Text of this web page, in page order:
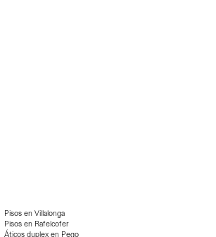
Pisos en Villalonga
Pisos en Rafelcofer